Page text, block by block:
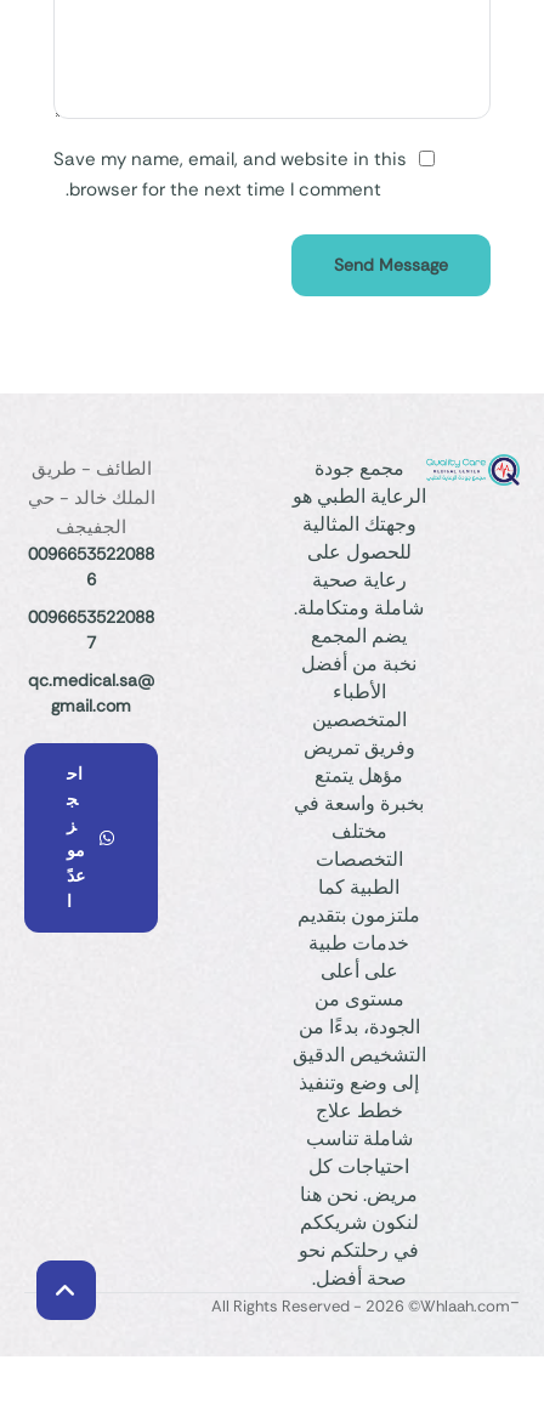
Save my name, email, and website in this
browser for the next time I comment.
Send Message
مجمع جودة
الرعاية الطبي هو
وجهتك المثالية
للحصول على
رعاية صحية
شاملة ومتكاملة.
يضم المجمع
نخبة من أفضل
الأطباء
المتخصصين
وفريق تمريض
مؤهل يتمتع
بخبرة واسعة في
مختلف
التخصصات
الطبية كما
ملتزمون بتقديم
خدمات طبية
على أعلى
مستوى من
الجودة، بدءًا من
التشخيص الدقيق
إلى وضع وتنفيذ
خطط علاج
شاملة تناسب
احتياجات كل
مريض. نحن هنا
لنكون شريككم
في رحلتكم نحو
صحة أفضل.
الطائف - طريق
الملك خالد - حي
الجفيجف
0096653522088
6
0096653522088
7
qc.medical.sa@
gmail.com
اح
ج
ز
مو
عدً
ا
-
Whlaah.com
© 2026 - All Rights Reserved